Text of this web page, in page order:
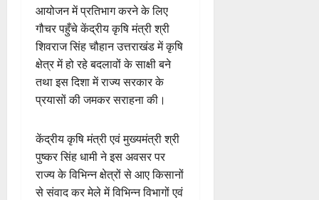
आयोजन में प्रतिभाग करने के लिए
गौचर पहुँचे केंद्रीय कृषि मंत्री श्री
शिवराज सिंह चौहान उत्तराखंड में कृषि
क्षेत्र में हो रहे बदलावों के साक्षी बने
तथा इस दिशा में राज्य सरकार के
प्रयासों की जमकर सराहना की।
केंद्रीय कृषि मंत्री एवं मुख्यमंत्री श्री
पुष्कर सिंह धामी ने इस अवसर पर
राज्य के विभिन्न क्षेत्रों से आए किसानों
से संवाद कर मेले में विभिन्न विभागों एवं